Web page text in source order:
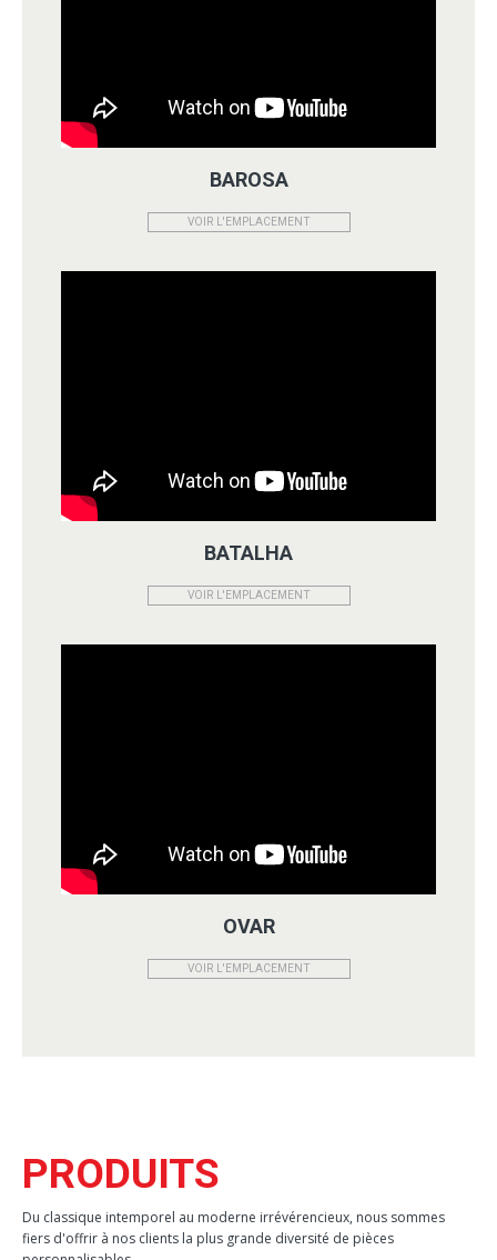
BAROSA
VOIR L'EMPLACEMENT
BATALHA
VOIR L'EMPLACEMENT
OVAR
VOIR L'EMPLACEMENT
PRODUITS
Du classique intemporel au moderne irrévérencieux, nous sommes
fiers d'offrir à nos clients la plus grande diversité de pièces